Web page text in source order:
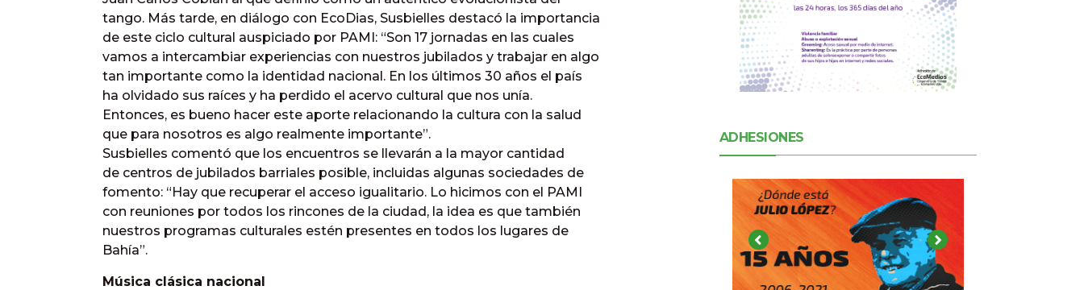
tango. Más tarde, en diálogo con EcoDias, Susbielles destacó la importancia
de este ciclo cultural auspiciado por PAMI: “Son 17 jornadas en las cuales
vamos a intercambiar experiencias con nuestros jubilados y trabajar en algo
tan importante como la identidad nacional. En los últimos 30 años el país
ha olvidado sus raíces y ha perdido el acervo cultural que nos unía.
Entonces, es bueno hacer este aporte relacionando la cultura con la salud
que para nosotros es algo realmente importante”.
Susbielles comentó que los encuentros se llevarán a la mayor cantidad
de centros de jubilados barriales posible, incluidas algunas sociedades de
fomento: “Hay que recuperar el acceso igualitario. Lo hicimos con el PAMI
con reuniones por todos los rincones de la ciudad, la idea es que también
nuestros programas culturales estén presentes en todos los lugares de
Bahía”.
Música clásica nacional
ADHESIONES